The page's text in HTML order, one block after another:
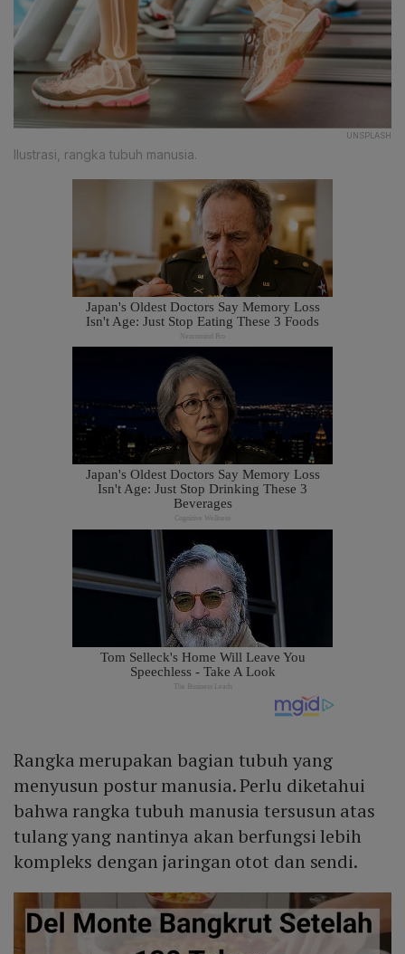
UNSPLASH
Ilustrasi, rangka tubuh manusia.
Rangka merupakan bagian tubuh yang
menyusun postur manusia. Perlu diketahui
bahwa rangka tubuh manusia tersusun atas
tulang yang nantinya akan berfungsi lebih
kompleks dengan jaringan otot dan sendi.